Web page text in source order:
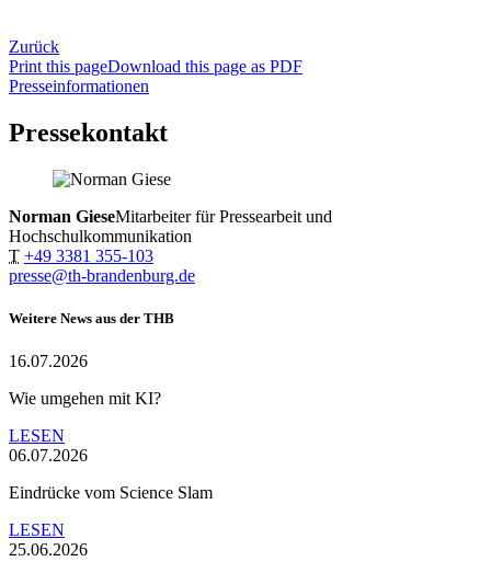
Zurück
Print this pageDownload this page as PDF
Presseinformationen
Pressekontakt
Norman GieseMitarbeiter für Pressearbeit und
Hochschulkommunikation
T +49 3381 355-103
presse@th-brandenburg.de
Weitere News aus der THB
16.07.2026
Wie umgehen mit KI?
LESEN
06.07.2026
Eindrücke vom Science Slam
LESEN
25.06.2026